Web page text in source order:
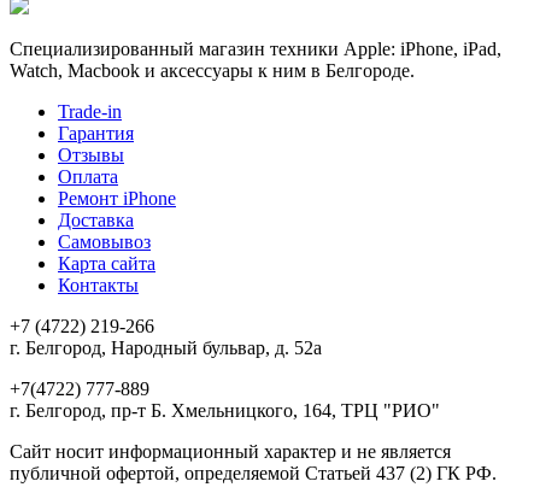
Специализированный магазин техники Apple: iPhone, iPad,
Watch, Macbook и аксессуары к ним в Белгороде.
Trade-in
Гарантия
Отзывы
Оплата
Ремонт iPhone
Доставка
Самовывоз
Карта сайта
Контакты
+7 (4722) 219-266
г. Белгород, Народный бульвар, д. 52а
+7(4722) 777-889
г. Белгород, пр-т Б. Хмельницкого, 164, ТРЦ "РИО"
Сайт носит информационный характер и не является
публичной офертой, определяемой Статьей 437 (2) ГК РФ.